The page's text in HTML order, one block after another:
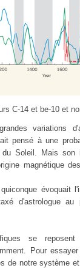
C-14 et be-10 et
variations
pensé à une
du Soleil. Mais
magnétique
évoquait
d'astrologue
se reposent
Pour
de notre système